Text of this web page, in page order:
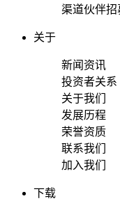
渠道伙伴招
关于
新闻资讯
投资者关系
关于我们
发展历程
荣誉资质
联系我们
加入我们
下载